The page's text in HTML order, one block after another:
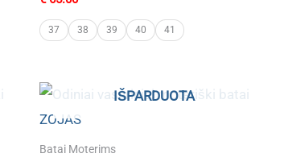
37 38 39 40 41
IŠPARDUOTA
Batai Moterims